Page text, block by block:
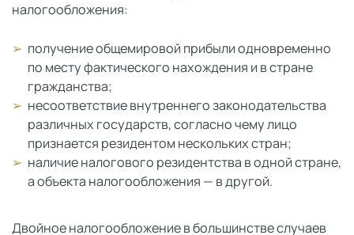
налогообложения:
получение общемировой прибыли одновременно
по месту фактического нахождения и в стране
гражданства;
несоответствие внутреннего законодательства
различных государств, согласно чему лицо
признается резидентом нескольких стран;
наличие налогового резидентства в одной стране,
а объекта налогообложения — в другой.
Двойное налогообложение в большинстве случаев